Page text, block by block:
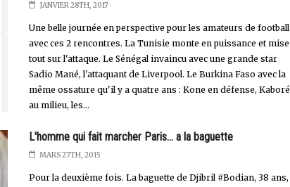
JANVIER 28TH, 2017
Une belle journée en perspective pour les amateurs de football
avec ces 2 rencontres. La Tunisie monte en puissance et mise
tout sur l'attaque. Le Sénégal invaincu avec une grande star
Sadio Mané, l'attaquant de Liverpool. Le Burkina Faso avec la
même ossature qu'il y a quatre ans : Kone en défense, Kaboré
au milieu, les...
L'homme qui fait marcher Paris... a la baguette
MARS 27TH, 2015
Pour la deuxième fois. La baguette de Djibril #Bodian, 38 ans,